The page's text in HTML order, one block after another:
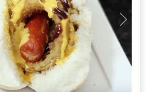
Next